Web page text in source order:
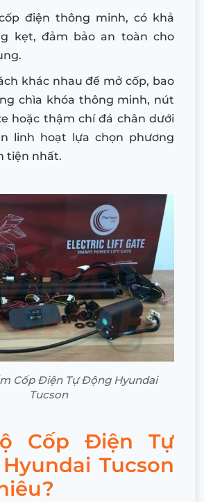
điện thông minh, có khả
kẹt, đảm bảo an toàn cho
khác nhau để mở cốp, bao
chìa khóa thông minh, nút
hoặc thậm chí đá chân dưới
linh hoạt lựa chọn phương
tiện nhất.
Cốp Điện Tự Động Hyundai
Tucson
Cốp Điện Tự
Tucson